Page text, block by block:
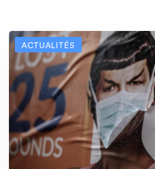
ACTUALITÉS